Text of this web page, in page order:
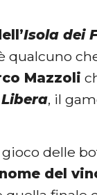
Isola dei
qualcuno
Mazzoli
, il
delle
del